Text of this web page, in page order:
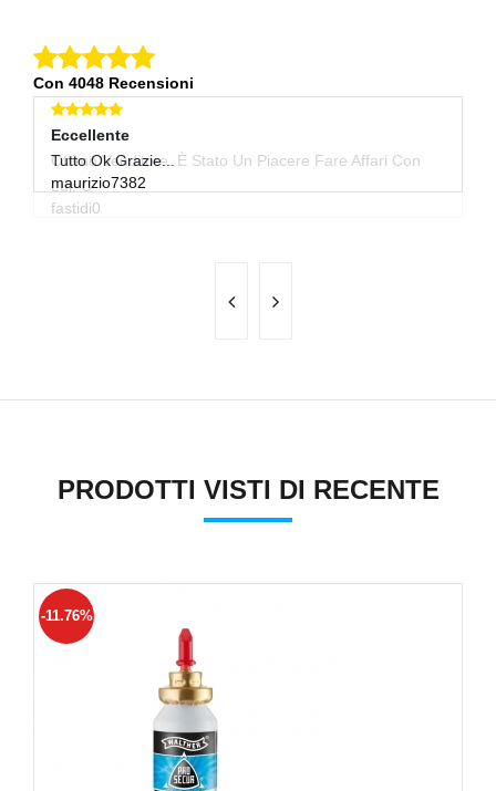
Con 4048 Recensioni
Eccellente
Ottimo Venditore. È Stato Un Piacere Fare Affari Con
Lui. C
fastidi0
Eccellente
Tutto Ok Grazie...
maurizio7382
PRODOTTI VISTI DI RECENTE
-11.76%